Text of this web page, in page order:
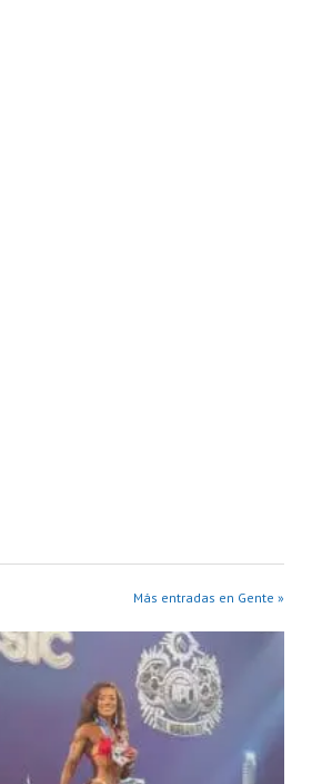
Más entradas en Gente »